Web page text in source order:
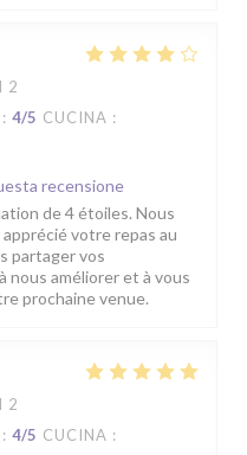
2
: 4/5 CUCINA :
recensione
de 4 étoiles. Nous
votre repas au
partager vos
nous améliorer et à vous
prochaine venue.
2
: 4/5 CUCINA :